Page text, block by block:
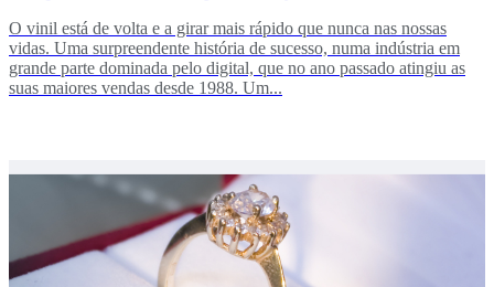
O vinil está de volta e a girar mais rápido que nunca nas nossas
vidas. Uma surpreendente história de sucesso, numa indústria em
grande parte dominada pelo digital, que no ano passado atingiu as
suas maiores vendas desde 1988. Um...